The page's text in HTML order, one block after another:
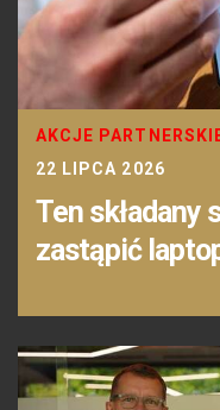
AKCJE
22 LIPCA 2026
Ten składany
zastąpić